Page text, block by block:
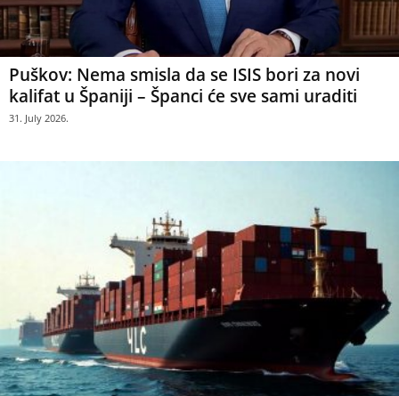
Puškov: Nema smisla da se ISIS bori za novi
kalifat u Španiji – Španci će sve sami uraditi
31. July 2026.